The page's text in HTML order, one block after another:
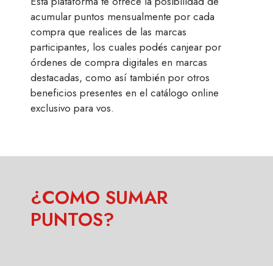
acumular puntos mensualmente por cada
compra que realices de las marcas
participantes, los cuales podés canjear por
órdenes de compra digitales en marcas
destacadas, como así también por otros
beneficios presentes en el catálogo online
exclusivo para vos.
¿COMO SUMAR
PUNTOS?